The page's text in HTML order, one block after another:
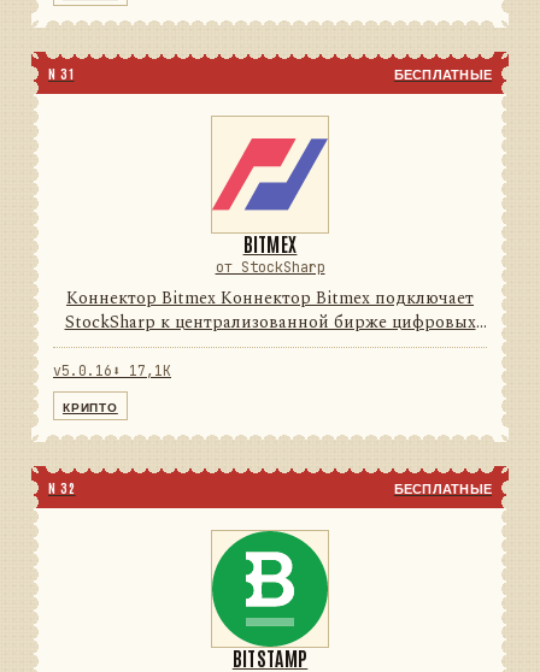
N 31 БЕСПЛАТНЫЕ
BITMEX
от StockSharp
Коннектор Bitmex Коннектор Bitmex подключает
StockSharp к централизованной бирже цифровых
активов. Он переводит данные и операции
провайдера в единую модель сообщений
StockSharp, поэтому приложения мо...
v5.0.16 ⬇ 17,1K
КРИПТО
N 32 БЕСПЛАТНЫЕ
BITSTAMP